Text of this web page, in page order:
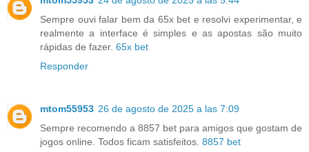
Sempre ouvi falar bem da 65x bet e resolvi experimentar, e
realmente a interface é simples e as apostas são muito
rápidas de fazer. 65x bet
Responder
mtom55953 26 de agosto de 2025 a las 7:09
Sempre recomendo a 8857 bet para amigos que gostam de
jogos online. Todos ficam satisfeitos. 8857 bet